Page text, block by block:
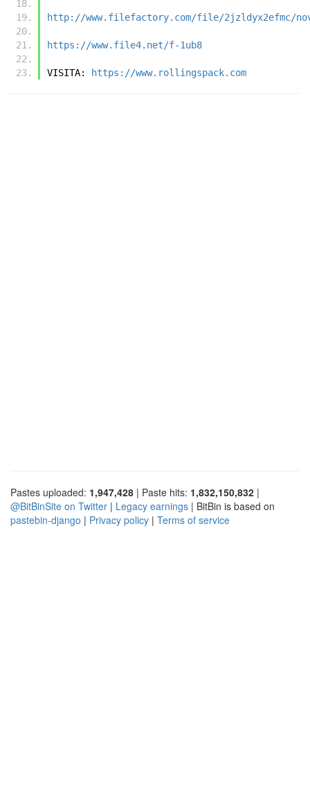
http://www.filefactory.com/file/2jzldyx2efmc/
https://www.file4.net/f-1ub8
VISITA: https://www.rollingspack.com
Pastes uploaded: 1,947,428 | Paste hits: 1,832,150,832 |
@BitBinSite on Twitter | Legacy earnings | BitBin is based on
pastebin-django | Privacy policy | Terms of service